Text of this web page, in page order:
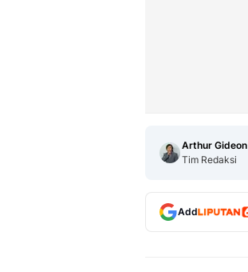
Arthur Gideon
Tim Redaksi
Add